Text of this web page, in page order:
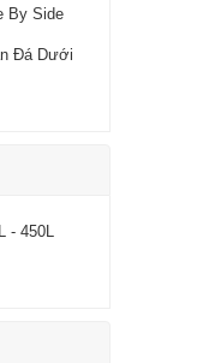
By Side
Đá Dưới
- 450L